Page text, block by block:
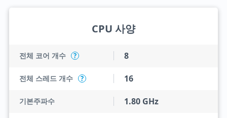
CPU 사양
전체 코어 개수 ? 8
전체 스레드 개수 ? 16
기본주파수 1.80 GHz